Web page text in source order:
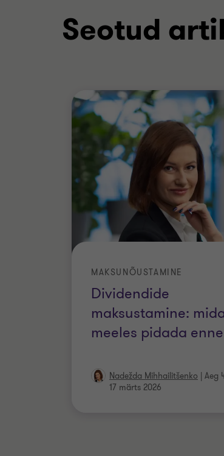
Seotud
Dividendide
maksustamine:
meeles pidada enne
MAKSUNÕUSTAMINE
Nadežda Mihhailitšenko | Aeg
17 märts 2026